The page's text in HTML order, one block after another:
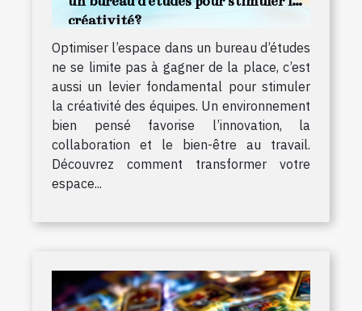
créativité?
Optimiser l’espace dans un bureau d’études
ne se limite pas à gagner de la place, c’est
aussi un levier fondamental pour stimuler
la créativité des équipes. Un environnement
bien pensé favorise l’innovation, la
collaboration et le bien-être au travail.
Découvrez comment transformer votre
espace...